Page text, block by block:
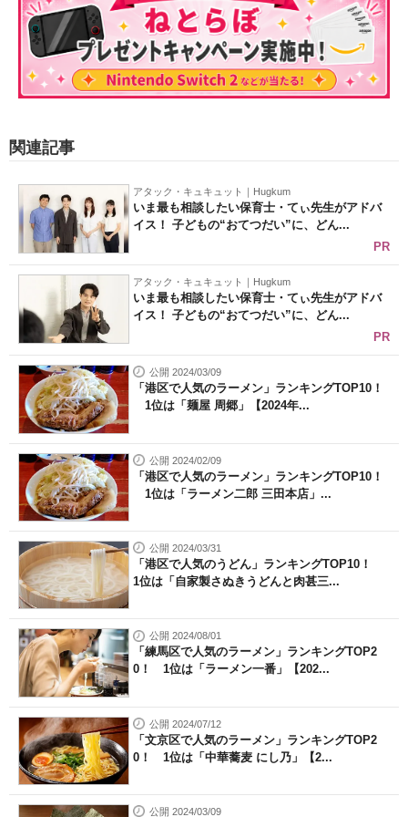
関連記事
アタック・キュキュット｜Hugkum
いま最も相談したい保育士・てぃ先生がアドバ
イス！ 子どもの“おてつだい”に、どん...
PR
アタック・キュキュット｜Hugkum
いま最も相談したい保育士・てぃ先生がアドバ
イス！ 子どもの“おてつだい”に、どん...
PR
公開 2024/03/09
「港区で人気のラーメン」ランキングTOP10！
1位は「麺屋 周郷」【2024年...
公開 2024/02/09
「港区で人気のラーメン」ランキングTOP10！
1位は「ラーメン二郎 三田本店」...
公開 2024/03/31
「港区で人気のうどん」ランキングTOP10！
1位は「自家製さぬきうどんと肉甚三...
公開 2024/08/01
「練馬区で人気のラーメン」ランキングTOP2
0！ 1位は「ラーメン一番」【202...
公開 2024/07/12
「文京区で人気のラーメン」ランキングTOP2
0！ 1位は「中華蕎麦 にし乃」【2...
公開 2024/03/09